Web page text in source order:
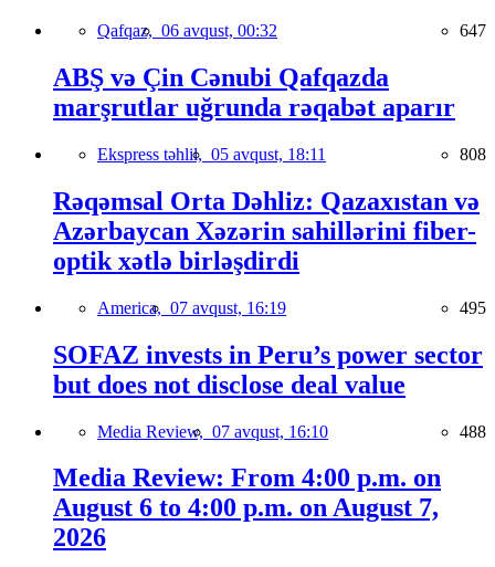
Qafqaz, 06 avqust, 00:32 647
ABŞ və Çin Cənubi Qafqazda
marşrutlar uğrunda rəqabət aparır
Ekspress təhlil, 05 avqust, 18:11 808
Rəqəmsal Orta Dəhliz: Qazaxıstan və
Azərbaycan Xəzərin sahillərini fiber-
optik xətlə birləşdirdi
America, 07 avqust, 16:19 495
SOFAZ invests in Peru’s power sector
but does not disclose deal value
Media Review, 07 avqust, 16:10 488
Media Review: From 4:00 p.m. on
August 6 to 4:00 p.m. on August 7,
2026